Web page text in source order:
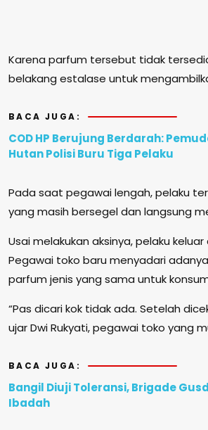
Karena parfum tersebut tidak
belakang estalase untuk
BACA JUGA:
COD HP Berujung Berdarah:
Hutan Polisi Buru Tiga Pelaku
Pada saat pegawai lengah, pelaku
yang masih bersegel dan langsung
Usai melakukan aksinya, pelaku
Pegawai toko baru menyadari
parfum jenis yang sama untuk
“Pas dicari kok tidak ada. Setelah
ujar Dwi Rukyati, pegawai toko yang
BACA JUGA:
Bangil Diuji Toleransi, Brigade
Ibadah